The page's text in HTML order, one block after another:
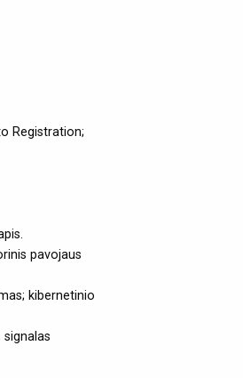
Registration;
pavojaus
kibernetinio